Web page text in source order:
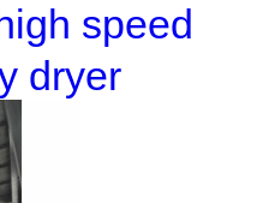
speed
dryer